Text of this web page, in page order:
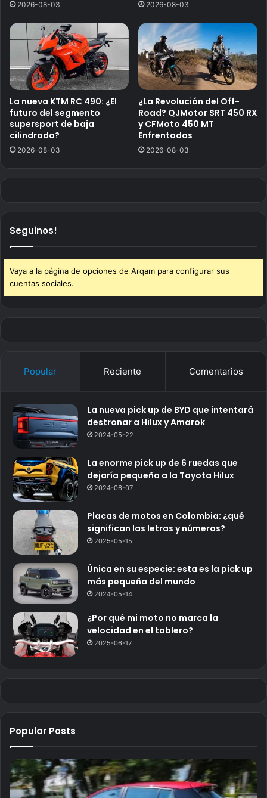
2026-08-03 2026-08-03
La nueva KTM RC 490: ¿El
futuro del segmento
supersport de baja
cilindrada?
2026-08-03
¿La Revolución del Off-
Road? QJMotor SRT 450 RX
y CFMoto 450 MT
Enfrentadas
2026-08-03
Seguinos!
Vaya a la página de opciones de Arqam para configurar sus
cuentas sociales.
Popular Reciente Comentarios
La nueva pick up de BYD que intentará
destronar a Hilux y Amarok
2024-05-22
La enorme pick up de 6 ruedas que
dejaría pequeña a la Toyota Hilux
2024-06-07
Placas de motos en Colombia: ¿qué
significan las letras y números?
2025-05-15
Única en su especie: esta es la pick up
más pequeña del mundo
2024-05-14
¿Por qué mi moto no marca la
velocidad en el tablero?
2025-06-17
Popular Posts